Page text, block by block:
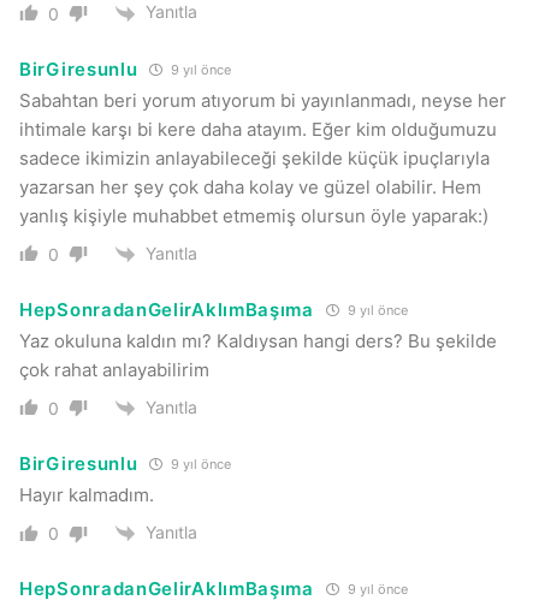
0 Yanıtla
BirGiresunlu 9 yıl önce
Sabahtan beri yorum atıyorum bi yayınlanmadı, neyse her
ihtimale karşı bi kere daha atayım. Eğer kim olduğumuzu
sadece ikimizin anlayabileceği şekilde küçük ipuçlarıyla
yazarsan her şey çok daha kolay ve güzel olabilir. Hem
yanlış kişiyle muhabbet etmemiş olursun öyle yaparak:)
0 Yanıtla
HepSonradanGelirAklımBaşıma 9 yıl önce
Yaz okuluna kaldın mı? Kaldıysan hangi ders? Bu şekilde
çok rahat anlayabilirim
0 Yanıtla
BirGiresunlu 9 yıl önce
Hayır kalmadım.
0 Yanıtla
HepSonradanGelirAklımBaşıma 9 yıl önce